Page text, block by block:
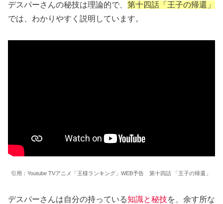
デスパーさんの秘技は理論的で、 第十四話「王子の帰還」
では、わかりやすく説明しています。
引用：Youtube TVアニメ「王様ランキング」WEB予告 第十四話 「王子の帰還」
デスパーさんは自分の持っている知識と秘技を、余す所な